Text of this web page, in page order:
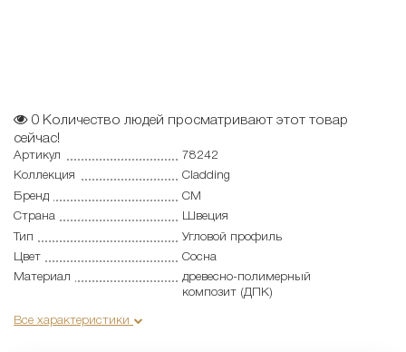
0 Количество людей просматривают этот товар
сейчас!
Артикул
78242
Коллекция
Cladding
Бренд
CM
Страна
Швеция
Тип
Угловой профиль
Цвет
Сосна
Материал
древесно-полимерный
композит (ДПК)
Все характеристики